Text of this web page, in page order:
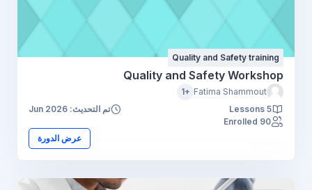
Quality and Safety training
Quality and Safety Workshop
Fatima Shammout
+1
5 Lessons
تم التحديث: Jun 2026
90 Enrolled
عرض الدورة